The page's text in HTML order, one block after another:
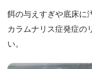
餌の与えすぎや底床に
カラムナリス症発症の
い。